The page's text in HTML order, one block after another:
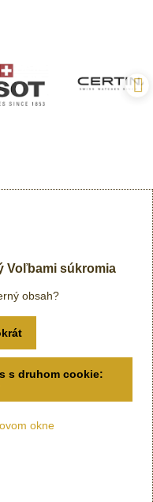
Voľbami súkromia
obsah?
s druhom cookie:
okne